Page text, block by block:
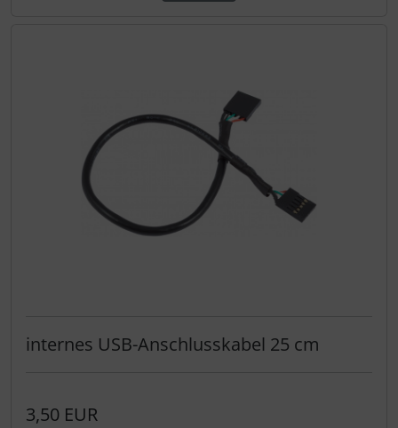
internes USB-Anschlusskabel 25 cm
3,50 EUR